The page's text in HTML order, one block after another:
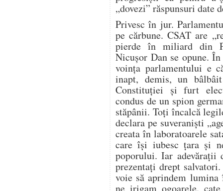
„dovezi” răspunsuri date
Privesc în jur.
pe cărbune. CSAT are
pierde în miliard din
Nicușor Dan se opune.
voința parlamentului e
inapt, demis, un
Constituției și furt
condus de un spion
stăpânii. Toți încalcă
declara pe suveraniști
creata în laboratoarele
care își iubesc țara și
poporului. Iar adevărații
prezentați drept
voie să aprindem lumina
ne irigam ogoarele,